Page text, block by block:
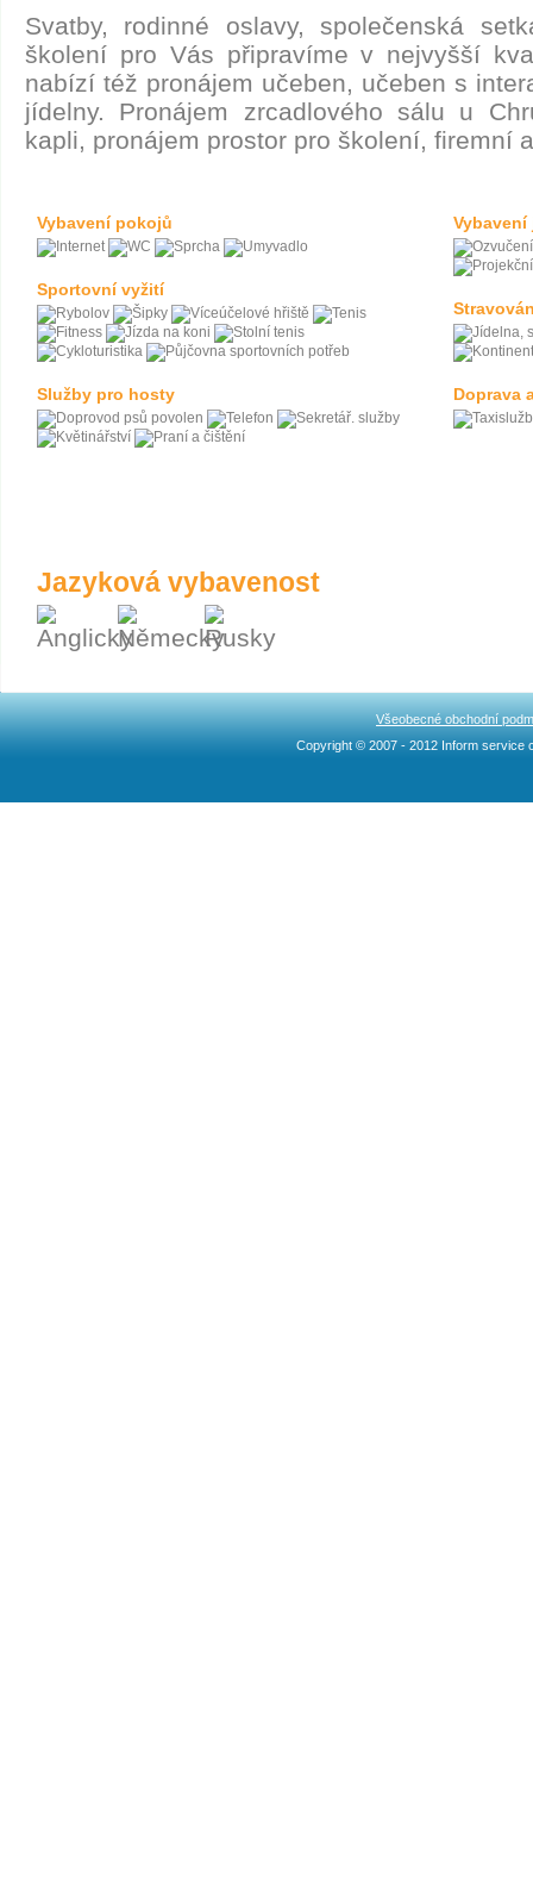
Svatby, rodinné oslavy, společenská
školení pro Vás připravíme v nejvyšší
nabízí též pronájem učeben, učeben s
jídelny. Pronájem zrcadlového sálu u
kapli, pronájem prostor pro školení, firemní
Vybavení pokojů
Sportovní vyžití
Služby pro hosty Doprava
Jazyková vybavenost
Všeobecné obchodní
Copyright © 2007 - 2012 Inform service